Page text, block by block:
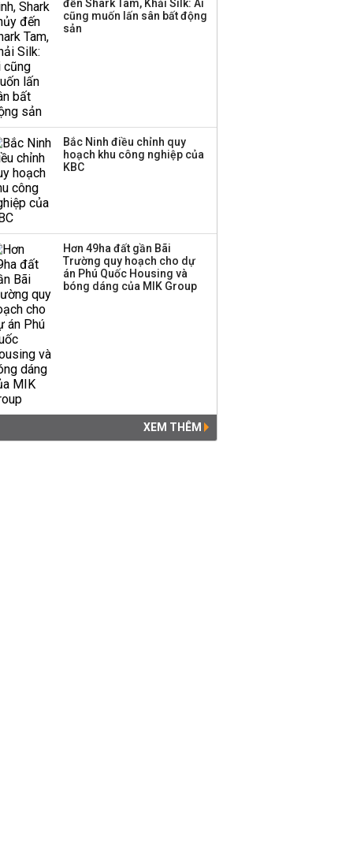
Thị trường thường
đến Shark Tam, Khải Silk: Ai
cũng muốn lấn sân bất động
sản
Bắc Ninh điều chỉnh quy
hoạch khu công nghiệp của
KBC
Hơn 49ha đất gần Bãi
Trường quy hoạch cho dự
án Phú Quốc Housing và
bóng dáng của MIK Group
XEM THÊM